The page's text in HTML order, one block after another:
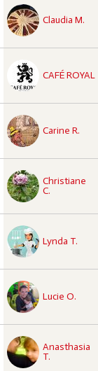
Claudia M.
recette à tester
CAFÉ ROYAL
recette à tester
Carine R.
recette à tester
Christiane
C.
recette à tester
Lynda T.
recette à tester
Lucie O.
recette approuvées
Anasthasia
T.
recette à tester